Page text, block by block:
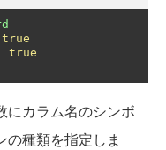
true
true
カラム名のシンボ
種類を指定しま